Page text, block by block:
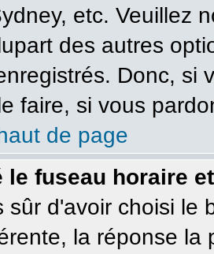
etc. Veuillez
des autres
Donc, si
faire, si vous
de page
le fuseau horaire
sûr d'avoir choisi le
la réponse la